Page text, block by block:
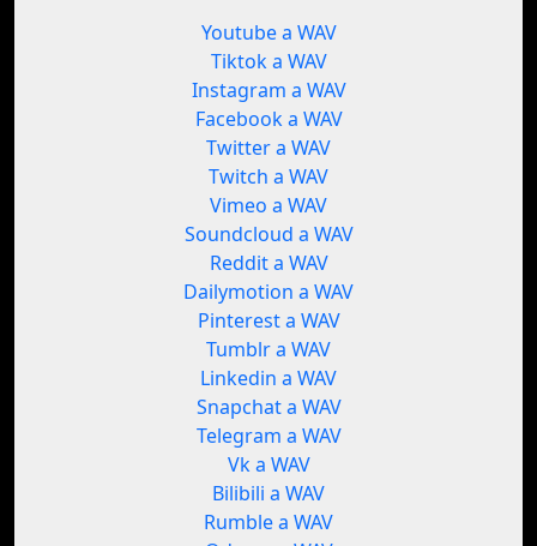
Youtube a WAV
Tiktok a WAV
Instagram a WAV
Facebook a WAV
Twitter a WAV
Twitch a WAV
Vimeo a WAV
Soundcloud a WAV
Reddit a WAV
Dailymotion a WAV
Pinterest a WAV
Tumblr a WAV
Linkedin a WAV
Snapchat a WAV
Telegram a WAV
Vk a WAV
Bilibili a WAV
Rumble a WAV